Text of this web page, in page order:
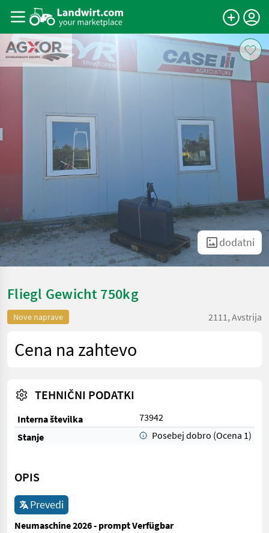
dodatni
Fliegl Gewicht 750kg
Nove naprave 2111, Avstrija
Cena na zahtevo
TEHNIČNI PODATKI
Interna številka
73942
Stanje
Posebej dobro (Ocena 1)
OPIS
Prevedi
Neumaschine 2026 - prompt Verfügbar